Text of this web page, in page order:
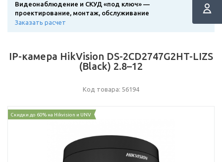
Видеонаблюдение и СКУД «под ключ» —
проектирование, монтаж, обслуживание
Заказать расчет
IP-камера HikVision DS-2CD2747G2HT-LIZS
(Black) 2.8–12
Код товара: 56194
Скидки до 60% на Hikvision и UNV